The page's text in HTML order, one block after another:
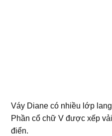
Váy Diane có nhiều lớp
Phần cổ chữ V được xếp
điển.